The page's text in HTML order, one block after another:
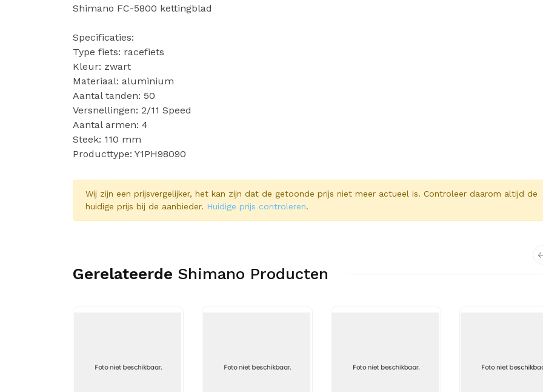
Shimano FC-5800 kettingblad
Specificaties:
Type fiets: racefiets
Kleur: zwart
Materiaal: aluminium
Aantal tanden: 50
Versnellingen: 2/11 Speed
Aantal armen: 4
Steek: 110 mm
Producttype: Y1PH98090
Wij zijn een prijsvergelijker, het kan zijn dat de getoonde prijs niet meer actueel is. Controleer daarom altijd de
huidige prijs bij de aanbieder. Huidige prijs controleren.
Gerelateerde Shimano Producten